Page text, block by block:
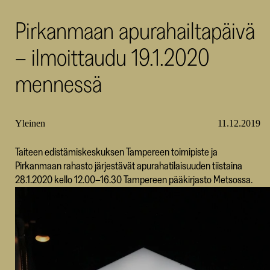
Pirkanmaan apurahailtapäivä
– ilmoittaudu 19.1.2020
mennessä
Yleinen 11.12.2019
Taiteen edistämiskeskuksen Tampereen toimipiste ja
Pirkanmaan rahasto järjestävät apurahatilaisuuden tiistaina
28.1.2020 kello 12.00–16.30 Tampereen pääkirjasto Metsossa.